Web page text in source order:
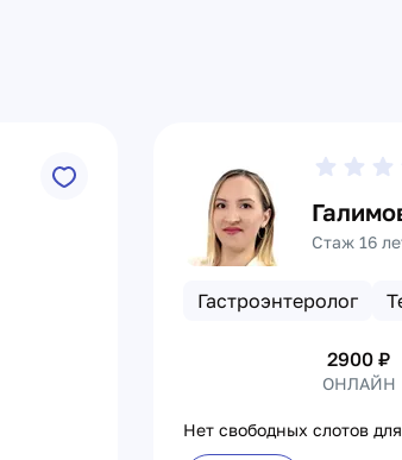
Стаж 16
Гастроэнтеролог
2900 ₽
ОНЛАЙН
Нет свободных слотов